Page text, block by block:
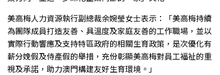
美高梅人力資源執行副總裁余婉瑩女士表示：「美高梅持續
為團隊成員打造友善、具溫度及家庭友善的工作職場，並以
實際行動響應及支持特區政府的相關生育政策，是次優化有
薪分娩假及侍產假的舉措，充份彰顯美高梅對員工福祉的重
視及承諾，助力澳門構建友好生育環境。」